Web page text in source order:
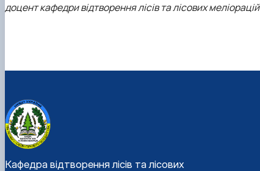
доцент кафедри відтворення лісів та лісових меліорацій
Кафедра відтворення лісів та лісових